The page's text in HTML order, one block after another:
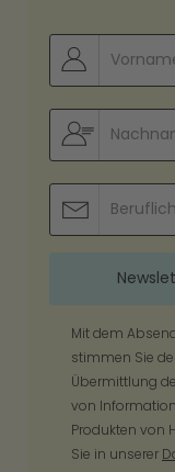
Mit dem
stimmen Sie
Übermittlung
von
Produkten von
Sie in unserer